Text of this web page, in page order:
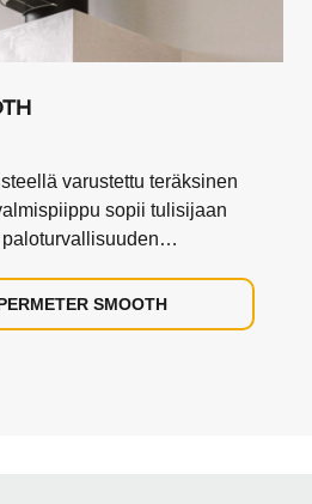
varustettu teräksinen
sopii tulisijaan
SMOOTH